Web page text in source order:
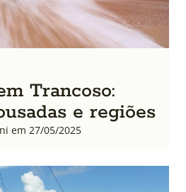
Trancoso:
e regiões
em 27/05/2025